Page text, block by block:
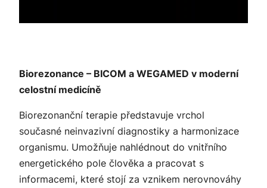
Biorezonance – BICOM a WEGAMED v moderní
celostní medicíně
Biorezonanční terapie představuje vrchol
současné neinvazivní diagnostiky a harmonizace
organismu. Umožňuje nahlédnout do vnitřního
energetického pole člověka a pracovat s
informacemi, které stojí za vznikem nerovnováhy